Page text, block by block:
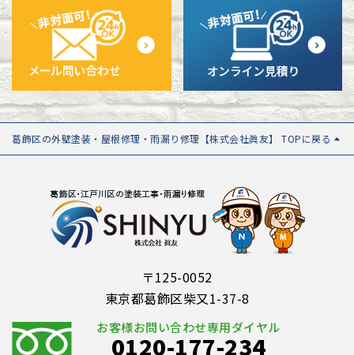
葛飾区の外壁塗装・屋根修理・雨漏り修理【株式会社眞友】 TOPに戻る
〒125-0052
東京都葛飾区柴又1-37-8
お客様お問い合わせ専用ダイヤル
0120-177-234